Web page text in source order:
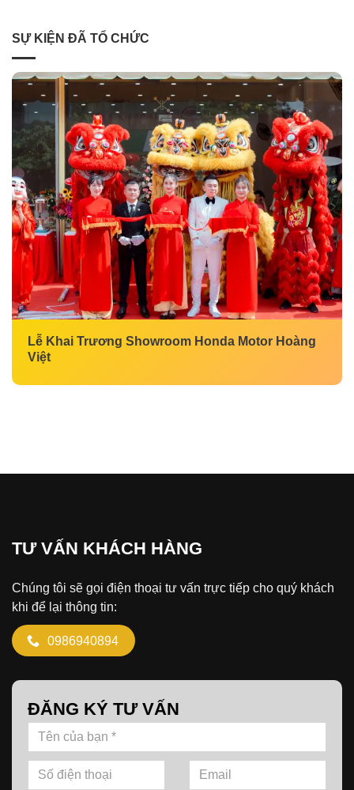
SỰ KIỆN ĐÃ TỔ CHỨC
Lễ Khai Trương Showroom Honda Motor Hoàng
Việt
TƯ VẤN KHÁCH HÀNG
Chúng tôi sẽ gọi điện thoại tư vấn trực tiếp cho quý khách
khi để lại thông tin:
0986940894
ĐĂNG KÝ TƯ VẤN